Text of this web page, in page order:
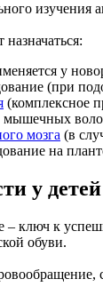
изучения
у
(при
(комплексное
мышечных
мозга (в
на
у детей
– ключ к
обуви.